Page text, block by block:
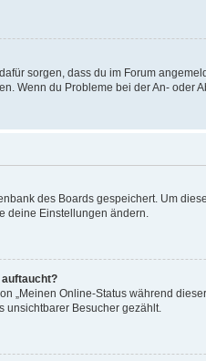
sorgen, dass du im Forum
Wenn du Probleme bei der An- oder
des Boards gespeichert. Um
deine Einstellungen ändern.
auftaucht?
„Meinen Online-Status während
unsichtbarer Besucher gezählt.